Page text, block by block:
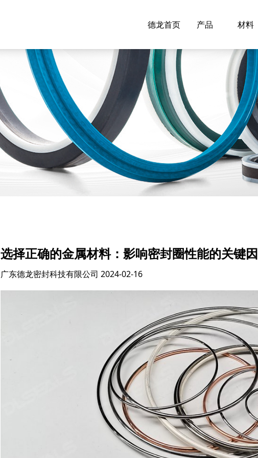
德龙首页 产品 材料
选择正确的金属材料：影响密封圈性能的关键
广东德龙密封科技有限公司 2024-02-16